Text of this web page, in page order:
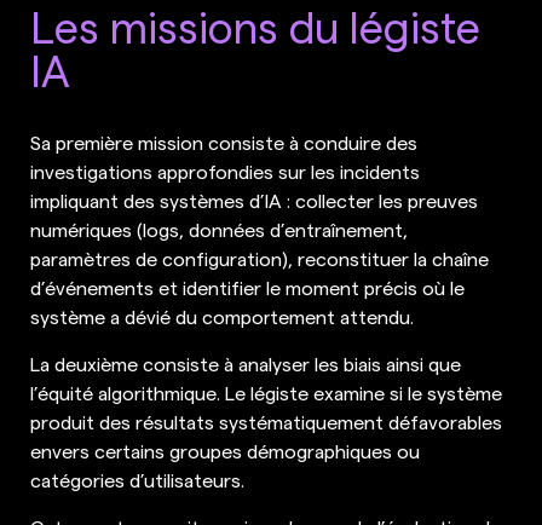
Les missions du légiste
IA
Sa première mission consiste à conduire des
investigations approfondies sur les incidents
impliquant des systèmes d’IA : collecter les preuves
numériques (logs, données d’entraînement,
paramètres de configuration), reconstituer la chaîne
d’événements et identifier le moment précis où le
système a dévié du comportement attendu.
La deuxième consiste à analyser les biais ainsi que
l’équité algorithmique. Le légiste examine si le système
produit des résultats systématiquement défavorables
envers certains groupes démographiques ou
catégories d’utilisateurs.